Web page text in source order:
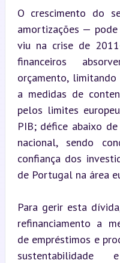
O crescimento do
amortizações —
viu na crise de
financeiros
orçamento,
a medidas de
pelos limites
PIB; défice abaixo
nacional, sendo
confiança dos
de Portugal na área
Para gerir esta
refinanciamento a
de empréstimos e
sustentabilidade